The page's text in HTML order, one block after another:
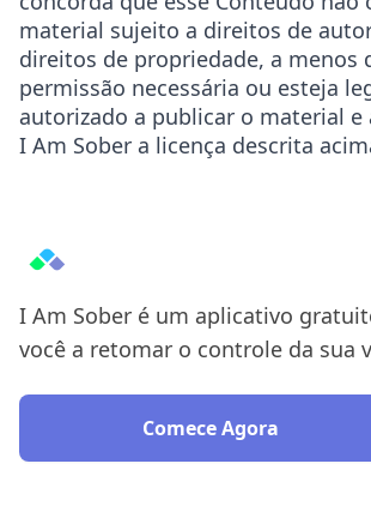
material sujeito a direitos de
direitos de propriedade, a menos
permissão necessária ou esteja
autorizado a publicar o material e
I Am Sober a licença descrita
I Am Sober é um aplicativo
você a retomar o controle da sua
Comece Agora